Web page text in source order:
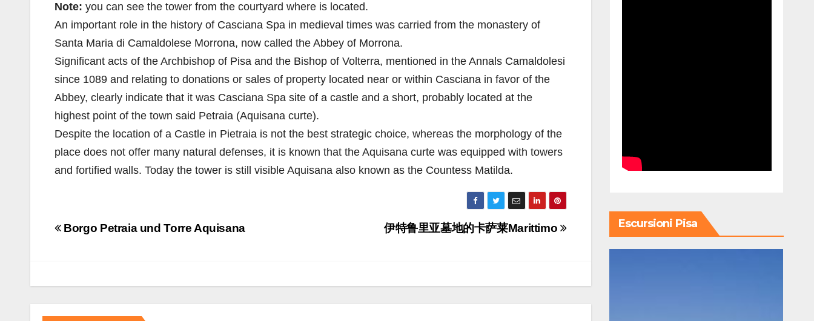
Note: you can see the tower from the courtyard where is located.
An important role in the history of Casciana Spa in medieval times was carried from the monastery of
Santa Maria di Camaldolese Morrona, now called the Abbey of Morrona.
Significant acts of the Archbishop of Pisa and the Bishop of Volterra, mentioned in the Annals Camaldolesi
since 1089 and relating to donations or sales of property located near or within Casciana in favor of the
Abbey, clearly indicate that it was Casciana Spa site of a castle and a short, probably located at the
highest point of the town said Petraia (Aquisana curte).
Despite the location of a Castle in Pietraia is not the best strategic choice, whereas the morphology of the
place does not offer many natural defenses, it is known that the Aquisana curte was equipped with towers
and fortified walls. Today the tower is still visible Aquisana also known as the Countess Matilda.
Navigazione
伊特鲁里亚墓地的卡萨莱Marittimo
Borgo Petraia und Torre Aquisana Escursioni Pisa